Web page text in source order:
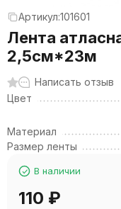
Артикул:101601
Лента
2,5см*23м
Написать отзыв
Цвет
Материал
Размер ленты
В наличии
110 ₽